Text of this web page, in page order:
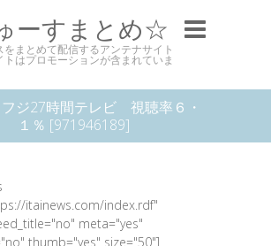
ーすまとめ☆
をまとめて配信するアンテナサイト
トはプロモーションが含まれていま
フジ27時間テレビ 視聴率６・
１％ [971946189]
itainews.com/index.rdf"
meta="yes"
thumb="yes" size="50"]